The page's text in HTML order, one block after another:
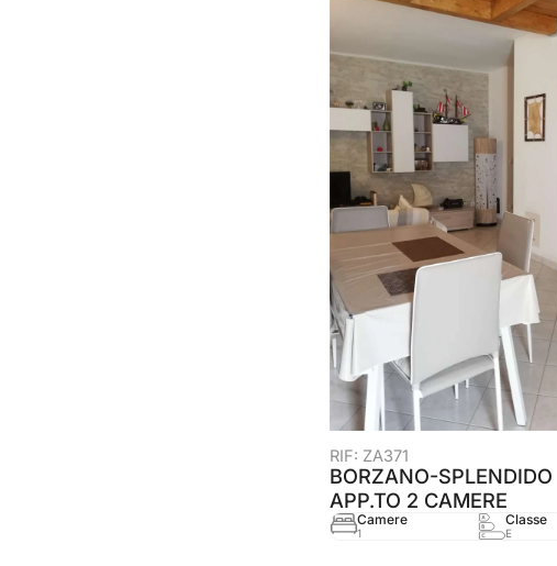
RIF: ZA371
BORZANO-SPLENDIDO
APP.TO 2 CAMERE
Camere
1
Classe
E